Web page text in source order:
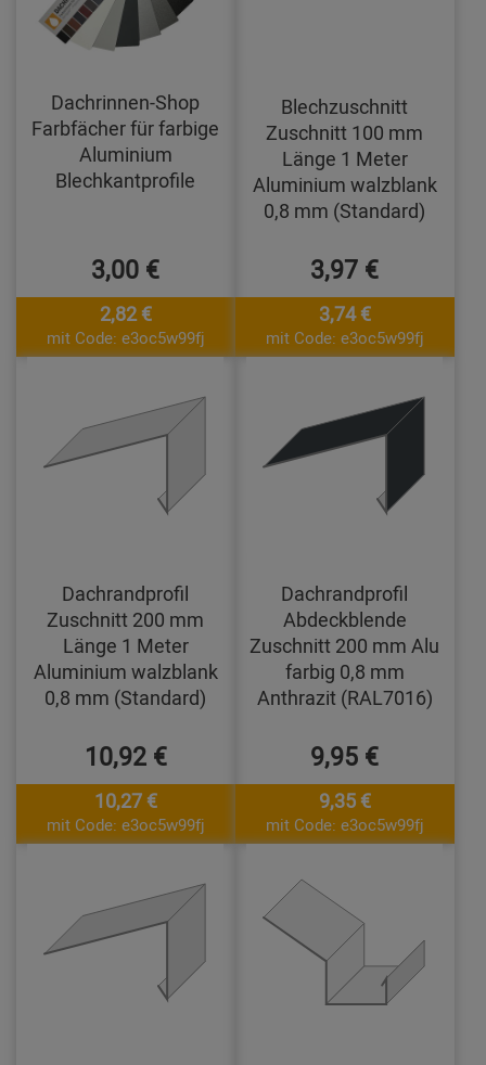
Dachrinnen-Shop
Farbfächer für farbige
Aluminium
Blechkantprofile
3,00 €
2,82 €
mit Code: e3oc5w99fj
Blechzuschnitt
Zuschnitt 100 mm
Länge 1 Meter
Aluminium walzblank
0,8 mm (Standard)
3,97 €
3,74 €
mit Code: e3oc5w99fj
Dachrandprofil
Zuschnitt 200 mm
Länge 1 Meter
Aluminium walzblank
0,8 mm (Standard)
10,92 €
10,27 €
mit Code: e3oc5w99fj
Dachrandprofil
Abdeckblende
Zuschnitt 200 mm Alu
farbig 0,8 mm
Anthrazit (RAL7016)
9,95 €
9,35 €
mit Code: e3oc5w99fj